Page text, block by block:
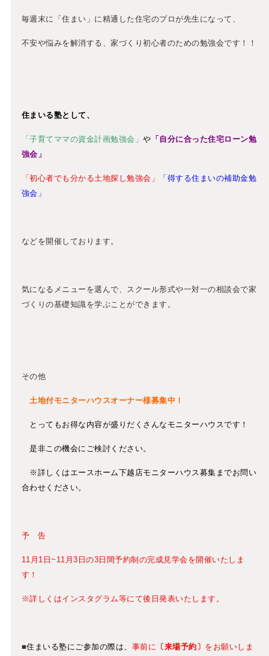
毎週末に「住まい」に精通した住宅のプロが先生になって、
不安や悩みを解消する、家づくり初心者のための勉強会です！！
住まいる塾として、
「子育てママの資金計画勉強会」や 「自分に合った住宅ローン勉
強会」
「初心者でも分かる土地探し勉強会」
「得する住まいの補助金勉
強会」
などを開催しております。
気になるメニューを選んで、スクール形式や一対一の相談会で家
づくりの基礎知識を学ぶことができます。
その他
土地付モニターハウスオーナー様募集中！
とってもお得な内容が盛りだくさんなモニターハウスです！
是非この機会にご検討ください。
※詳しくはエースホーム下越店モニターハウス募集までお問い
合わせください。
予 告
11月1日~11月3日の3日間予約制の完成見学会を開催いたしま
す！
※詳しくはインスタグラム等にて後日発表いたします。
■住まいる塾にご参加の際は、 事前に 〔来場予約〕 をお願いしま